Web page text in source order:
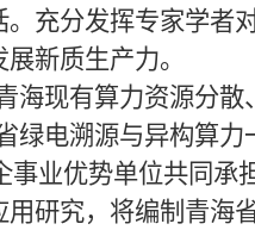
充分发挥专家学
新质生产力。
现有算力资源分散
绿电溯源与异构算
业优势单位共同
研究，将编制青